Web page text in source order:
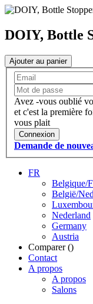
DOIY, Bottle
Ajouter au panier
Avez -vous oublié
et c'est la première
vous plait
Connexion
Demande de
FR
Belgique/
België/
Nederland
Germany
Austria
Comparer ()
Contact
A propos
A propos
Salons